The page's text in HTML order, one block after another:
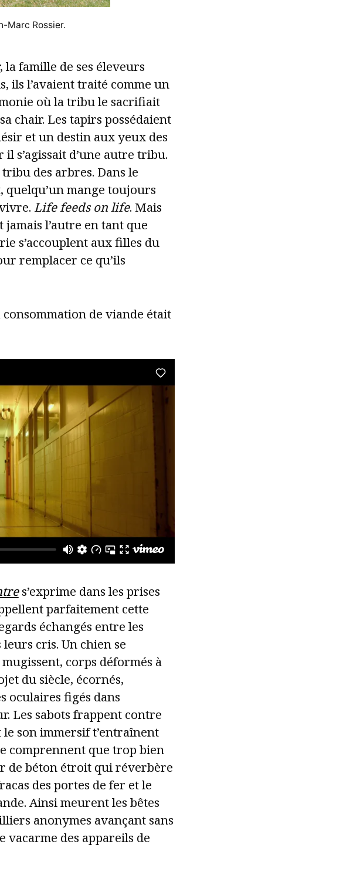
Marc Rossier.
famille de ses éleveurs
ils l’avaient traité comme un
où la tribu le sacrifiait
chair. Les tapirs possédaient
et un destin aux yeux des
s’agissait d’une autre tribu.
des arbres. Dans le
mange toujours
Life feeds on life. Mais
l’autre en tant que
s’accouplent aux filles du
remplacer ce qu’ils
de viande était
s’exprime dans les prises
parfaitement cette
échangés entre les
leurs cris. Un chien se
corps déformés à
du siècle, écornés,
oculaires figés dans
Les sabots frappent contre
le son immersif t’entraînent
comprennent que trop bien
de béton étroit qui réverbère
des portes de fer et le
Ainsi meurent les bêtes
anonymes avançant sans
vacarme des appareils de